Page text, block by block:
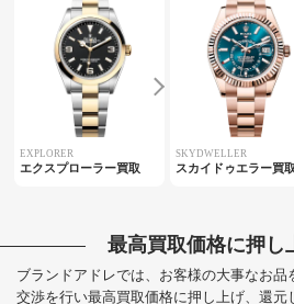
EXPLORER
エクスプローラー買取
SKYDWELLER
スカイドゥエラー買取
最高買取価格に押し
ブランドアドレでは、お客様の大事なお品
交渉を行い最高買取価格に押し上げ、還元